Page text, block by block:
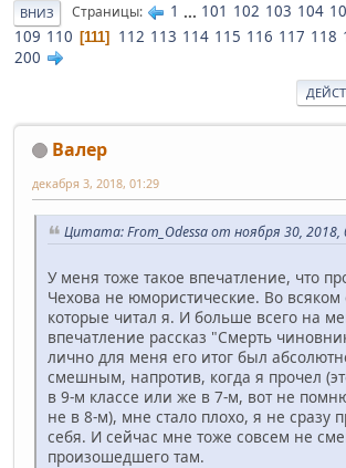
ВНИЗ Страницы 1 ... 101 102 103 104
109 110 111 112 113 114 115 116 117 118
200
Валер
декабря 3, 2018, 01:29
Цитата: From_Odessa от ноября 30, 2018,
У меня тоже такое впечатление, что
Чехова не юмористические. Во всяком
которые читал я. И больше всего на
впечатление рассказ "Смерть
лично для меня его итог был
смешным, напротив, когда я прочел
в 9-м классе или же в 7-м, вот не
не в 8-м), мне стало плохо, я не сразу
себя. И сейчас мне тоже совсем не
произошедшего там.